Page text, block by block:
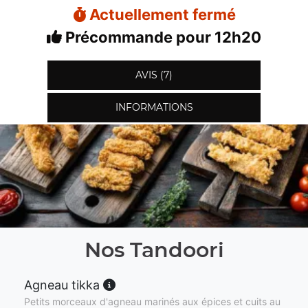
Actuellement fermé
Précommande pour 12h20
AVIS (7)
INFORMATIONS
Nos Tandoori
Agneau tikka
Petits morceaux d'agneau marinés aux épices et cuits au